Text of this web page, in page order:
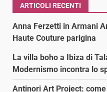
ARTICOLI RECENTI
Anna Ferzetti in Armani
Haute Couture parigina
La villa boho a Ibiza di
Modernismo incontra lo
Antinori Art Project: